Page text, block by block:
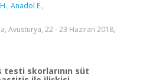
, Anadol E.,
Avusturya, 22 - 23 Haziran 2018,
skorlarının süt